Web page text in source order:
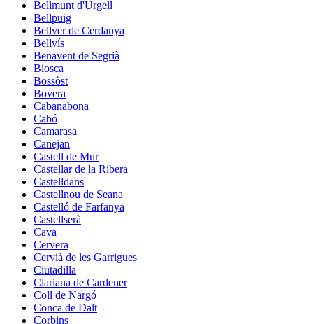
Bellmunt d'Urgell
Bellpuig
Bellver de Cerdanya
Bellvís
Benavent de Segrià
Biosca
Bossòst
Bovera
Cabanabona
Cabó
Camarasa
Canejan
Castell de Mur
Castellar de la Ribera
Castelldans
Castellnou de Seana
Castelló de Farfanya
Castellserà
Cava
Cervera
Cervià de les Garrigues
Ciutadilla
Clariana de Cardener
Coll de Nargó
Conca de Dalt
Corbins